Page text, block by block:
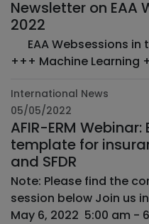
Newsletter on EAA
2022
+++ Machine Learning
International News
05/05/2022
AFIR-ERM Webinar:
template for
and SFDR
Note: Please find the
session below Join us in our upcoming webinar on